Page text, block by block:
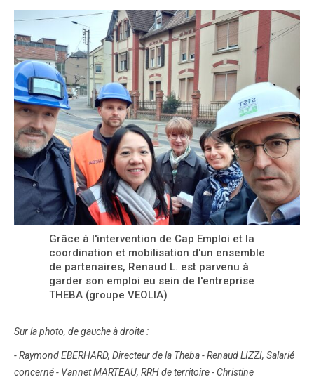
Grâce à l'intervention de Cap Emploi et la
coordination et mobilisation d'un ensemble
de partenaires, Renaud L. est parvenu à
garder son emploi eu sein de l'entreprise
THEBA (groupe VEOLIA)
Sur la photo, de gauche à droite :
- Raymond EBERHARD, Directeur de la Theba- Renaud LIZZI, Salarié
concerné- Vannet MARTEAU, RRH de territoire- Christine